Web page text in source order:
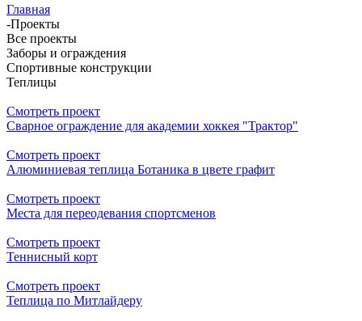
Главная
-Проекты
Все проекты
Заборы и ограждения
Спортивные конструкции
Теплицы
Смотреть проект
Сварное ограждение для академии хоккея "Трактор"
Смотреть проект
Алюминиевая теплица Ботаника в цвете графит
Смотреть проект
Места для переодевания спортсменов
Смотреть проект
Теннисный корт
Смотреть проект
Теплица по Митлайдеру